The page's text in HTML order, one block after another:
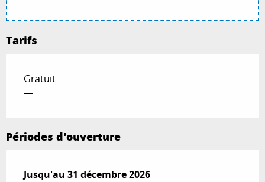
Tarifs
Gratuit
—
Périodes d'ouverture
Du14 janvier 2026au31 décembre 2026
Jusqu'au 31 décembre 2026